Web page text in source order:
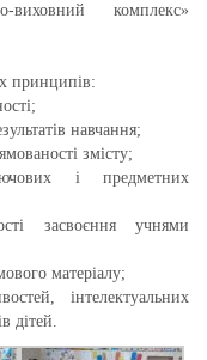
виховний комплекс»
принципів:
навчання;
змісту;
і предметних
засвоєння учнями
матеріалу;
інтелектуальних
дітей.